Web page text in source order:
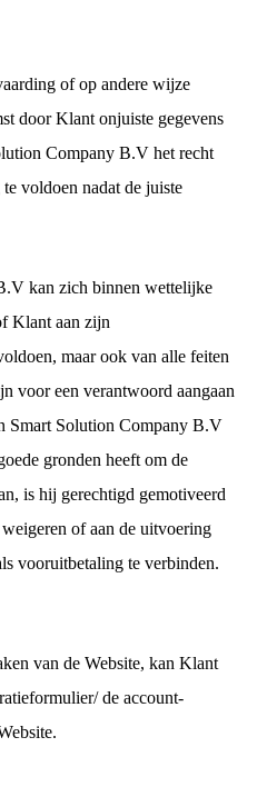
of op andere wijze
door Klant onjuiste gegevens
Company B.V het recht
voldoen nadat de juiste
kan zich binnen wettelijke
Klant aan zijn
maar ook van alle feiten
voor een verantwoord aangaan
Smart Solution Company B.V
gronden heeft om de
is hij gerechtigd gemotiveerd
of aan de uitvoering
vooruitbetaling te verbinden.
van de Website, kan Klant
de account-